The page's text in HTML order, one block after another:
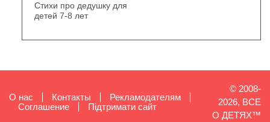
Стихи про дедушку для
детей 7-8 лет
О нас Контакты
Рекламодателям
Cоглашение
Підтримати сайт
© 2008-
2026, ВСЕ
О ДЕТЯХ™